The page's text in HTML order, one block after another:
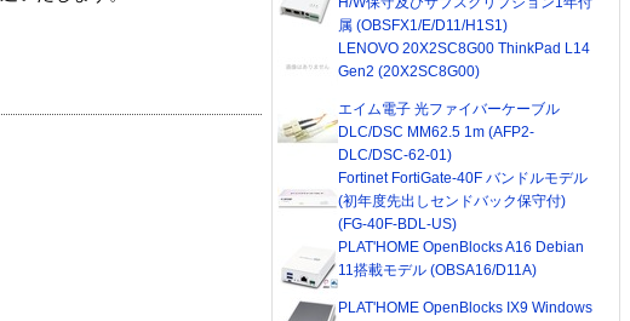
属 (OBSFX1/E/D11/H1S1)
LENOVO 20X2SC8G00 ThinkPad L14
Gen2 (20X2SC8G00)
エイム電子 光ファイバーケーブル
DLC/DSC MM62.5 1m (AFP2-
DLC/DSC-62-01)
Fortinet FortiGate-40F バンドルモデル
(初年度先出しセンドバック保守付)
(FG-40F-BDL-US)
PLAT'HOME OpenBlocks A16 Debian
11搭載モデル (OBSA16/D11A)
PLAT'HOME OpenBlocks IX9 Windows